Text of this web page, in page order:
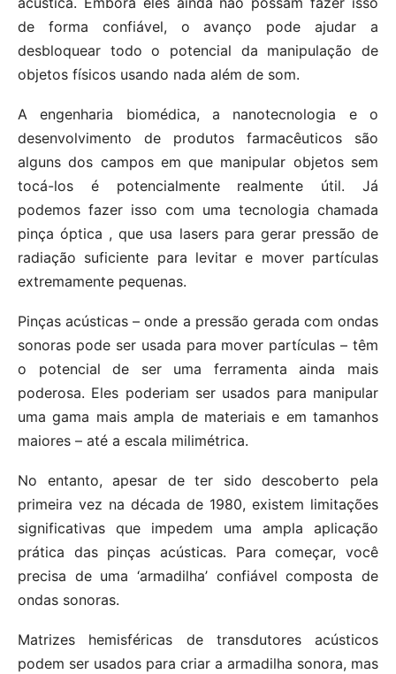
de forma confiável, o avanço pode ajudar a
desbloquear todo o potencial da manipulação de
objetos físicos usando nada além de som.
A engenharia biomédica, a nanotecnologia e o
desenvolvimento de produtos farmacêuticos são
alguns dos campos em que manipular objetos sem
tocá-los é potencialmente realmente útil. Já
podemos fazer isso com uma tecnologia chamada
pinça óptica , que usa lasers para gerar pressão de
radiação suficiente para levitar e mover partículas
extremamente pequenas.
Pinças acústicas – onde a pressão gerada com ondas
sonoras pode ser usada para mover partículas – têm
o potencial de ser uma ferramenta ainda mais
poderosa. Eles poderiam ser usados ​​para manipular
uma gama mais ampla de materiais e em tamanhos
maiores – até a escala milimétrica.
No entanto, apesar de ter sido descoberto pela
primeira vez na década de 1980, existem limitações
significativas que impedem uma ampla aplicação
prática das pinças acústicas. Para começar, você
precisa de uma ‘armadilha’ confiável composta de
ondas sonoras.
Matrizes hemisféricas de transdutores acústicos
podem ser usados ​​para criar a armadilha sonora, mas